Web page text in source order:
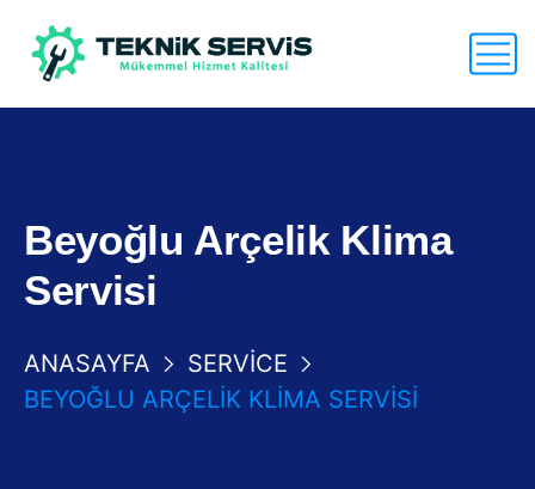
Beyoğlu Arçelik Klima
Servisi
ANASAYFA
SERVICE
BEYOĞLU ARÇELIK KLIMA SERVISI